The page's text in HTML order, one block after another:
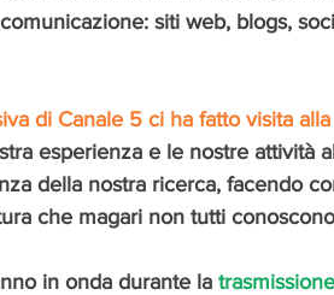
siti web, blogs,
di Canale 5 ci ha fatto visita
esperienza e le nostre attività
della nostra ricerca, facendo
che magari non tutti
in onda durante la